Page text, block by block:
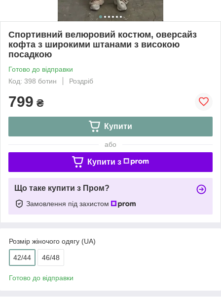
Спортивний велюровий костюм, оверсайз
кофта з широкими штанами з високою
посадкою
Готово до відправки
Код: 398 ботин
Роздріб
799 ₴
Купити
або
Купити з
Що таке купити з Пром?
Замовлення під захистом
Розмір жіночого одягу (UA)
42/44 46/48
Готово до відправки